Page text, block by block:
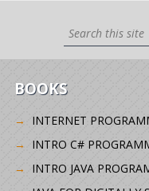
BOOKS
INTERNET
INTRO C#
INTRO JAVA